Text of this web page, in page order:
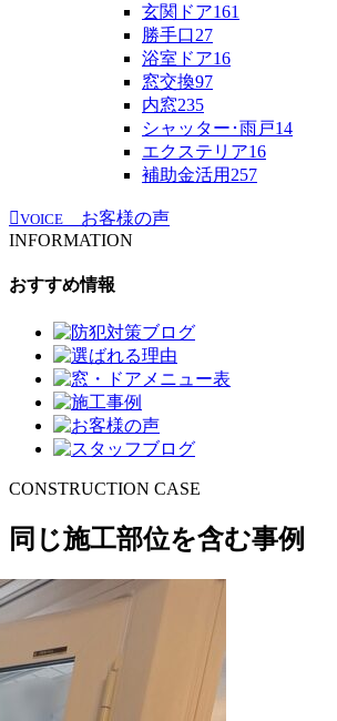
玄関ドア161
勝手口27
浴室ドア16
窓交換97
内窓235
シャッター･雨戸14
エクステリア16
補助金活用 257
VOICE
お客様の声
INFORMATION
おすすめ情報
CONSTRUCTION CASE
同じ施工部位を含む事例